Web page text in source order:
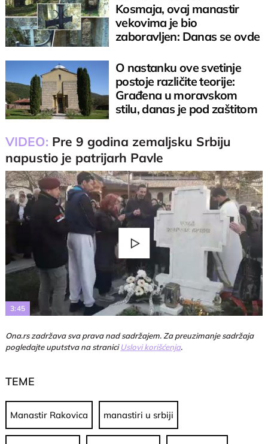
Kosmaja, ovaj manastir
vekovima je bio
zaboravljen: Danas se ovde
O nastanku ove svetinje
postoje različite teorije:
Građena u moravskom
stilu, danas je pod zaštitom
VIDEO: Pre 9 godina zemaljsku Srbiju
napustio je patrijarh Pavle
Play
Video
3:45
Ona.rs zadržava sva prava nad sadržajem. Za preuzimanje sadržaja
pogledajte uputstva na straniciUslovi korišćenja.
TEME
Manastir Rakovica manastiri u srbiji